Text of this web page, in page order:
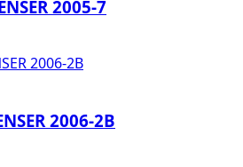
2005-7
2006-2B